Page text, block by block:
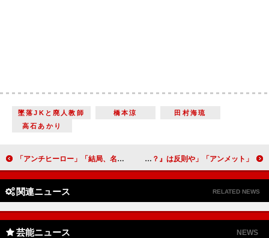
墜落JKと廃人教師 橋本涼
田村海琉
高石あかり
「アンチヒーロー」「結局、名字に色が付く人は全員味方だったんだね」「10人の真犯人を逃すとも、一人の無辜を罰するなかれ」 「アンメット」柏木夫妻（加藤雅也＆赤間麻里子）の夫婦愛に視聴者涙 「『モデルになってもらえませんか？』は反則や」
関連ニュース RELATED NEWS
芸能ニュース NEWS